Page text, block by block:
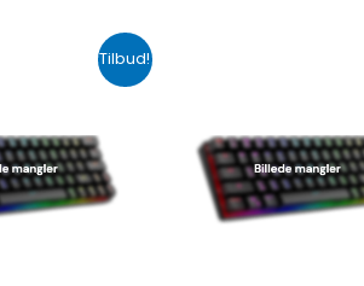
Tilbud!
oprindelige
var:
kr. 2.190,00.
aktuelle
er:
kr. 1.465,00.
var:
kr.